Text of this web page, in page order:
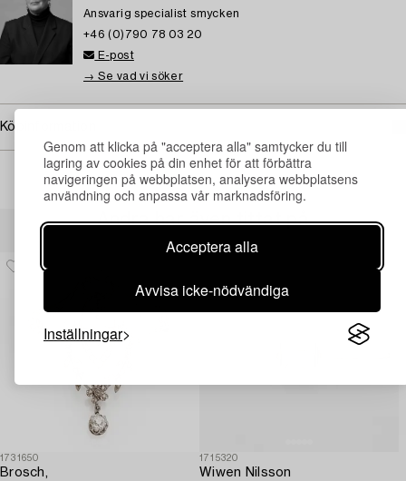
Genom att klicka på "acceptera alla" samtycker du till
lagring av cookies på din enhet för att förbättra
navigeringen på webbplatsen, analysera webbplatsens
användning och anpassa vår marknadsföring.
Acceptera alla
Avvisa icke-nödvändiga
Inställningar
Ansvarig specialist smycken
+46 (0)790 78 03 20
E-post
→ Se vad vi söker
Köpinformation
Andra har även tittat på
1731650
Brosch,
1715320
Wiwen Nilsson